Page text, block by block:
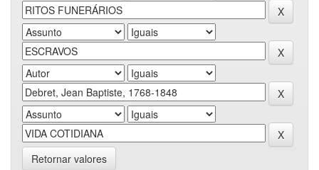
Retornar valores